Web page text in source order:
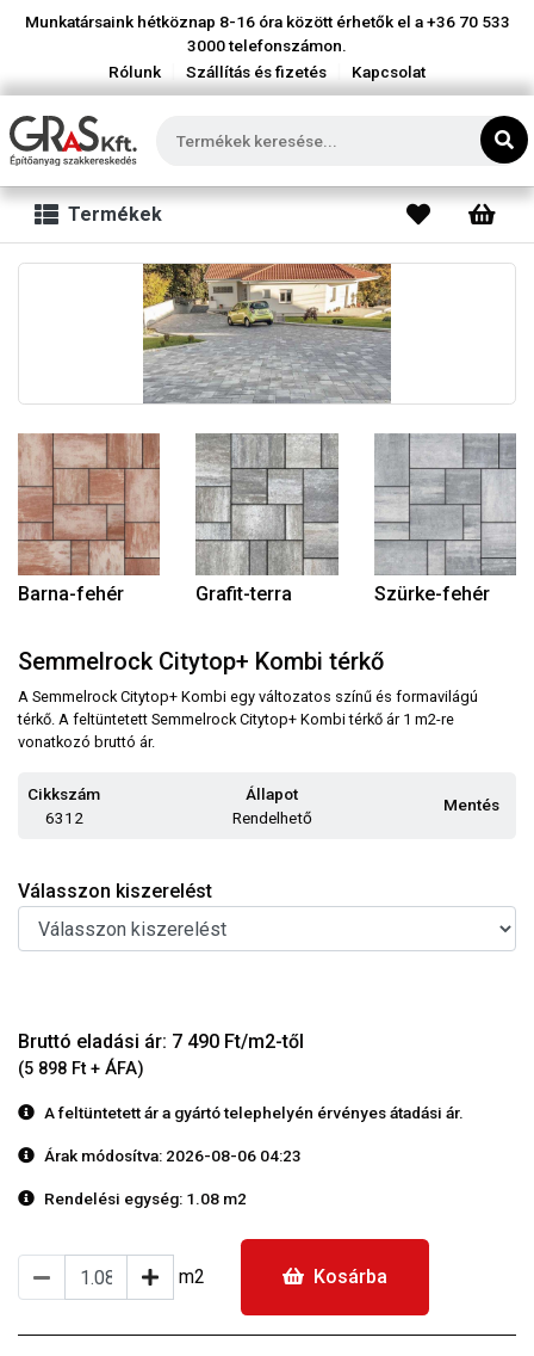
Munkatársaink hétköznap 8-16 óra között érhetők el a+36 70 533
3000telefonszámon.
Rólunk
Szállítás és fizetés Kapcsolat
Termékek
Barna-fehér Grafit-terra Szürke-fehér
Semmelrock Citytop+ Kombi térkő
A Semmelrock Citytop+ Kombi egy változatos színű és formavilágú
térkő. A feltüntetett Semmelrock Citytop+ Kombi térkő ár 1 m2-re
vonatkozó bruttó ár.
Cikkszám
6312
Állapot
Rendelhető
Mentés
Válasszon kiszerelést
Bruttó eladási ár: 7 490 Ft/m2-től
(5 898 Ft + ÁFA)
A feltüntetett ár a gyártó telephelyén érvényes átadási ár.
Árak módosítva: 2026-08-06 04:23
Rendelési egység: 1.08 m2
m2 Kosárba